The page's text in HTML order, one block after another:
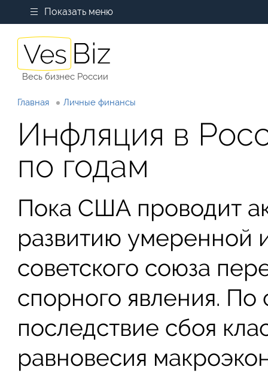
Показать меню
Весь бизнес России
Главная Личные финансы
Инфляция в
по годам
Пока США проводит
развитию умеренной
советского союза
спорного явления.
последствие сбоя
равновесия